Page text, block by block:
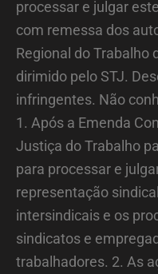
processar e julgar
com remessa dos
Regional do Trabalho
dirimido pelo STJ.
infringentes. Não
1. Após a Emenda
Justiça do Trabalho
para processar e
representação
intersindicais e os
sindicatos e
trabalhadores. 2. As